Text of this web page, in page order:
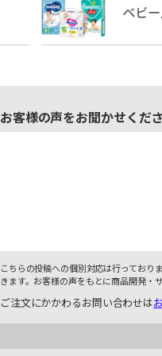
お客様の声をお聞かせくだ
こちらの投稿への個別対応は行っており
きます。お客様の声をもとに商品開発・
ご注文にかかわるお問い合わせは